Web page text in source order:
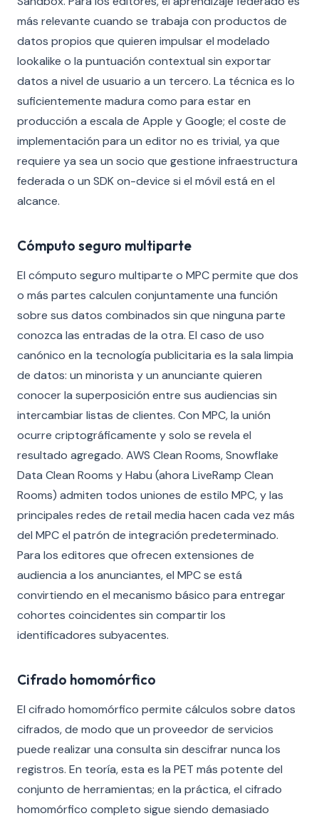
más relevante cuando se trabaja con productos de
datos propios que quieren impulsar el modelado
lookalike o la puntuación contextual sin exportar
datos a nivel de usuario a un tercero. La técnica es lo
suficientemente madura como para estar en
producción a escala de Apple y Google; el coste de
implementación para un editor no es trivial, ya que
requiere ya sea un socio que gestione infraestructura
federada o un SDK on-device si el móvil está en el
alcance.
Cómputo seguro multiparte
El cómputo seguro multiparte o MPC permite que dos
o más partes calculen conjuntamente una función
sobre sus datos combinados sin que ninguna parte
conozca las entradas de la otra. El caso de uso
canónico en la tecnología publicitaria es la sala limpia
de datos: un minorista y un anunciante quieren
conocer la superposición entre sus audiencias sin
intercambiar listas de clientes. Con MPC, la unión
ocurre criptográficamente y solo se revela el
resultado agregado. AWS Clean Rooms, Snowflake
Data Clean Rooms y Habu (ahora LiveRamp Clean
Rooms) admiten todos uniones de estilo MPC, y las
principales redes de retail media hacen cada vez más
del MPC el patrón de integración predeterminado.
Para los editores que ofrecen extensiones de
audiencia a los anunciantes, el MPC se está
convirtiendo en el mecanismo básico para entregar
cohortes coincidentes sin compartir los
identificadores subyacentes.
Cifrado homomórfico
El cifrado homomórfico permite cálculos sobre datos
cifrados, de modo que un proveedor de servicios
puede realizar una consulta sin descifrar nunca los
registros. En teoría, esta es la PET más potente del
conjunto de herramientas; en la práctica, el cifrado
homomórfico completo sigue siendo demasiado